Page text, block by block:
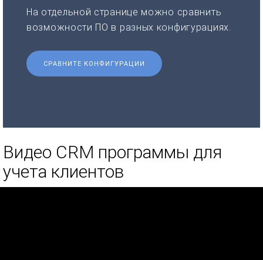
На отдельной странице можно сравнить
возможности ПО в разных конфигурациях.
СРАВНИТЕ КОНФИГУРАЦИИ
Видео CRM программы для
учета клиентов